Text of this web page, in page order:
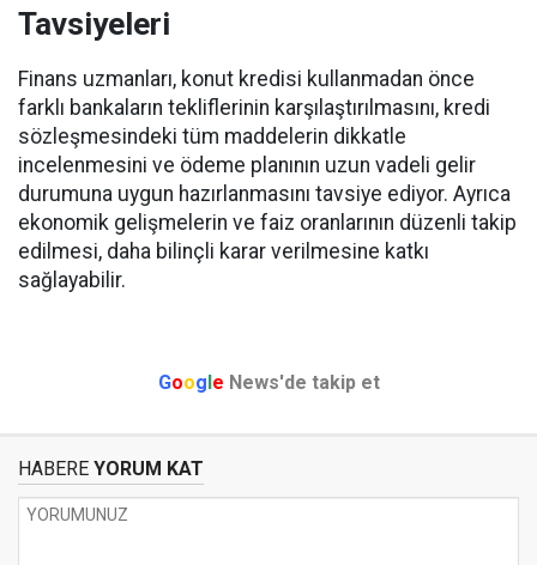
Tavsiyeleri
Finans uzmanları, konut kredisi kullanmadan önce
farklı bankaların tekliflerinin karşılaştırılmasını, kredi
sözleşmesindeki tüm maddelerin dikkatle
incelenmesini ve ödeme planının uzun vadeli gelir
durumuna uygun hazırlanmasını tavsiye ediyor. Ayrıca
ekonomik gelişmelerin ve faiz oranlarının düzenli takip
edilmesi, daha bilinçli karar verilmesine katkı
sağlayabilir.
Google News'de takip et
HABERE YORUM KAT